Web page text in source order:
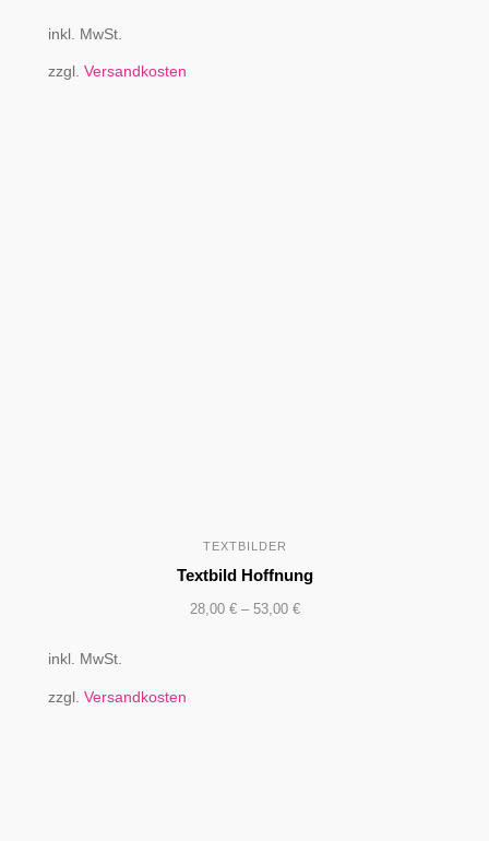
inkl. MwSt.
zzgl. Versandkosten
TEXTBILDER
Textbild Hoffnung
28,00 €– 53,00 €
inkl. MwSt.
zzgl. Versandkosten